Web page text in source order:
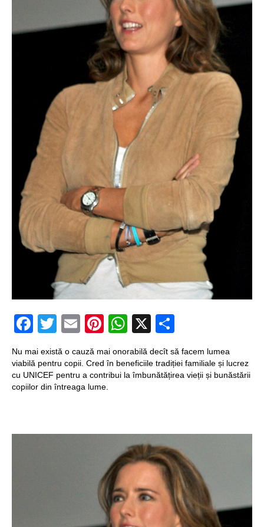
un craniu de
dinozaur Mongoliei
Mulţi soldaţi
canadieni sunt
stresaţi psihologic
Timna Park şi
Salvat de la înec de
fiinţe verzi
Fenomen straniu pe
cerul Spaniei
Structurile
enigmatice de la
Gobelki Tepe din
Facebook
Twitter
EmailPinterest
WhatsApp
X
Nu mai există o cauză mai onorabilă decît să facem lumea
viabilă pentru copii. Cred în beneficiile tradiției familiale și lucrez
cu UNICEF pentru a contribui la îmbunătățirea vieții și bunăstării
copiilor din întreaga lume.